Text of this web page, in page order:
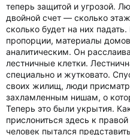
теперь защитой и угрозой.
двойной счет — сколько
сколько будет на них
пропорции, материалы
аналитическим. Он
лестничные клетки.
специально и жутковато.
своих жилищ, люди
захламленным нишам, о
Теперь это были укрытия.
прислониться здесь к
человек пытался